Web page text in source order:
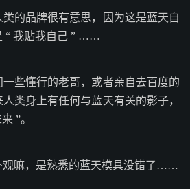
的品牌很有意思，因为这是蓝天自
“ 我贴我自己 ” ……
些懂行的老哥，或者亲自去百度的
类身上有任何与蓝天有关的影子，
”。
观嘛，是熟悉的蓝天模具没错了……